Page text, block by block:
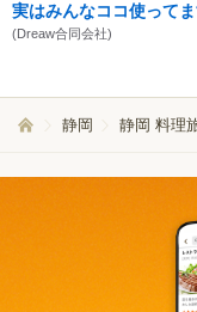
実はみんなココ使ってま
(Dreaw合同会社)
静岡 静岡 料理